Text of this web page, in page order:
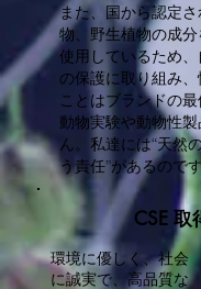
また、国から認定
物、野生植物の成
使用しているため
の保護に取り組み
ことはブランドの最
動物実験や動物性
ん。私達には“天然
う責任”があるので
CSE 取
環境に優しく、社会
に誠実で、高品質な